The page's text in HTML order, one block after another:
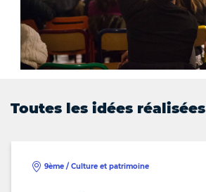
Toutes les idées réalisées
9ème / Culture et patrimoine